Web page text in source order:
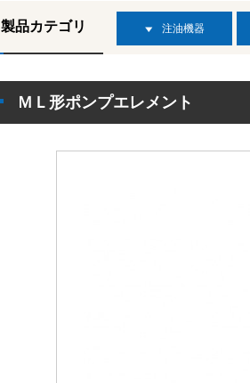
製品カテゴリ 注油機器
ＭＬ形ポンプエレメント